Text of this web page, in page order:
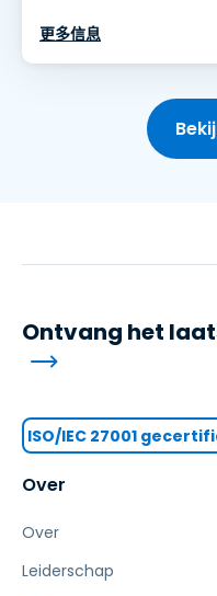
更多信息
Over
Over
Leiderschap
Ontvang het
ISO/IEC 27001